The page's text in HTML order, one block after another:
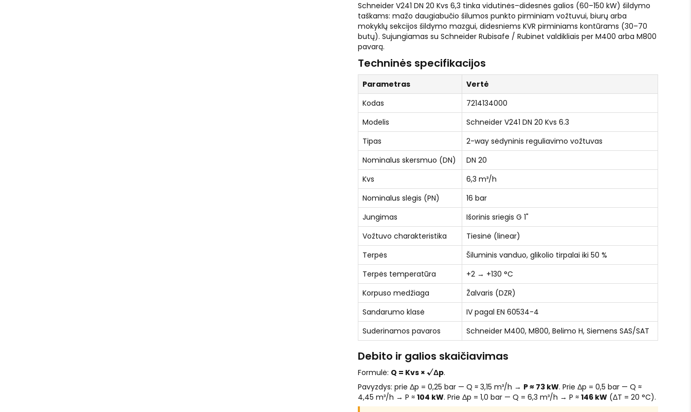
Schneider V241 DN 20 Kvs 6,3 tinka vidutinės–didesnės galios (60–150 kW) šildymo
taškams: mažo daugiabučio šilumos punkto pirminiam vožtuvui, biurų arba
mokyklų sekcijos šildymo mazgui, didesniems KVR pirminiams kontūrams (30–70
butų). Sujungiamas su Schneider Rubisafe / Rubinet valdikliais per M400 arba M800
pavarą.
Techninės specifikacijos
Parametras
Vertė
Kodas
7214134000
Modelis
Schneider V241 DN 20 Kvs 6.3
Tipas
2-way sėdyninis reguliavimo vožtuvas
Nominalus skersmuo (DN)
DN 20
Kvs
6,3 m³/h
Nominalus slėgis (PN)
16 bar
Jungimas
Išorinis sriegis G 1"
Vožtuvo charakteristika
Tiesinė (linear)
Terpės
Šiluminis vanduo, glikolio tirpalai iki 50 %
Terpės temperatūra
+2 → +130 °C
Korpuso medžiaga
Žalvaris (DZR)
Sandarumo klasė
IV pagal EN 60534-4
Suderinamos pavaros
Schneider M400, M800, Belimo H, Siemens SAS/SAT
Debito ir galios skaičiavimas
Formulė: Q = Kvs × √Δp.
Pavyzdys: prie Δp = 0,25 bar — Q ≈ 3,15 m³/h → P ≈ 73 kW. Prie Δp = 0,5 bar — Q ≈
4,45 m³/h → P ≈ 104 kW. Prie Δp = 1,0 bar — Q = 6,3 m³/h → P ≈ 146 kW (ΔT = 20 °C).